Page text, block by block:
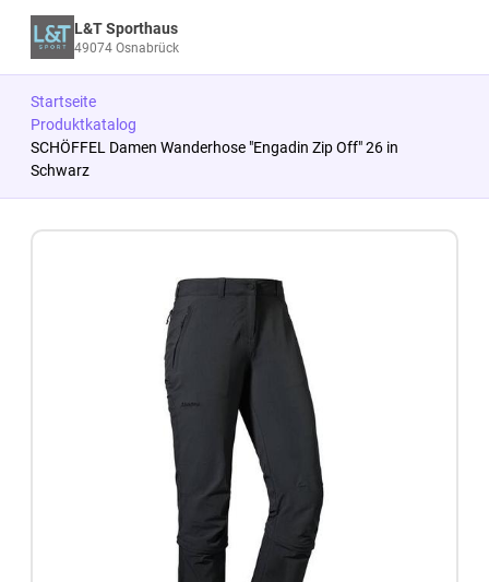
L&T Sporthaus
49074 Osnabrück
Startseite
Produktkatalog
SCHÖFFEL Damen Wanderhose "Engadin Zip Off" 26 in
Schwarz